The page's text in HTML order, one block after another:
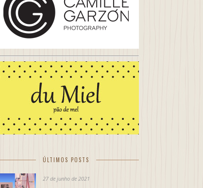
ÚLTIMOS POSTS
27 de junho de 2021